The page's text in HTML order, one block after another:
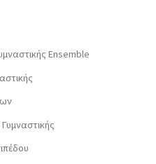
Ensemble